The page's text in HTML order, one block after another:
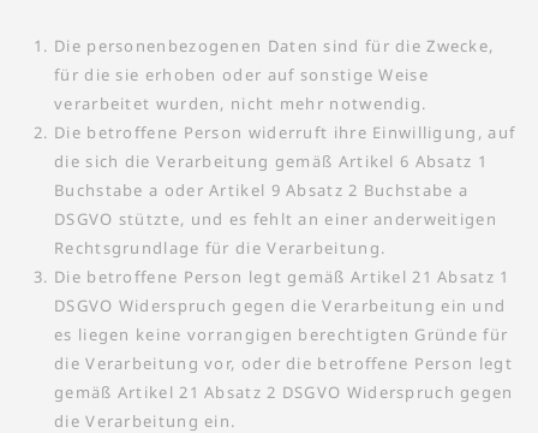
Die personenbezogenen Daten sind für die Zwecke,
für die sie erhoben oder auf sonstige Weise
verarbeitet wurden, nicht mehr notwendig.
Die betroffene Person widerruft ihre Einwilligung, auf
die sich die Verarbeitung gemäß Artikel 6 Absatz 1
Buchstabe a oder Artikel 9 Absatz 2 Buchstabe a
DSGVO stützte, und es fehlt an einer anderweitigen
Rechtsgrundlage für die Verarbeitung.
Die betroffene Person legt gemäß Artikel 21 Absatz 1
DSGVO Widerspruch gegen die Verarbeitung ein und
es liegen keine vorrangigen berechtigten Gründe für
die Verarbeitung vor, oder die betroffene Person legt
gemäß Artikel 21 Absatz 2 DSGVO Widerspruch gegen
die Verarbeitung ein.